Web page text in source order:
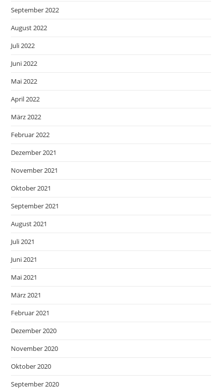
September 2022
August 2022
Juli 2022
Juni 2022
Mai 2022
April 2022
März 2022
Februar 2022
Dezember 2021
November 2021
Oktober 2021
September 2021
August 2021
Juli 2021
Juni 2021
Mai 2021
März 2021
Februar 2021
Dezember 2020
November 2020
Oktober 2020
September 2020